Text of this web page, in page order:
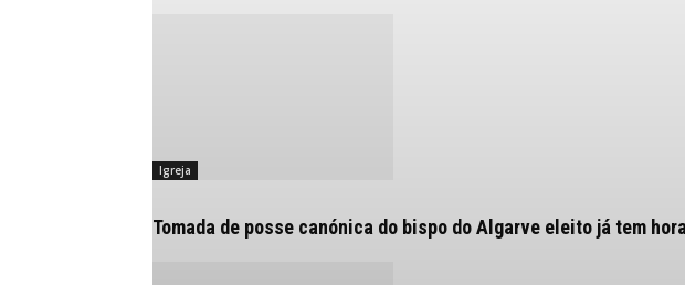
Igreja
Tomada de posse canónica do bispo do Algarve eleito já tem